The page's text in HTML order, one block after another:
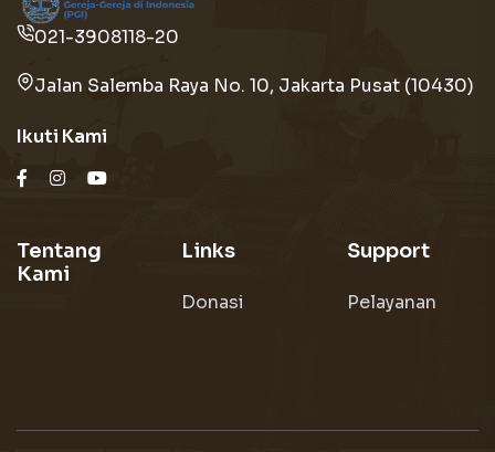
021-3908118-20
Jalan Salemba Raya No. 10, Jakarta Pusat (10430)
Ikuti Kami
Tentang
Kami
Links
Donasi
Support
Pelayanan